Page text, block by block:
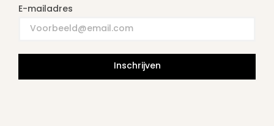
E-mailadres
Inschrijven